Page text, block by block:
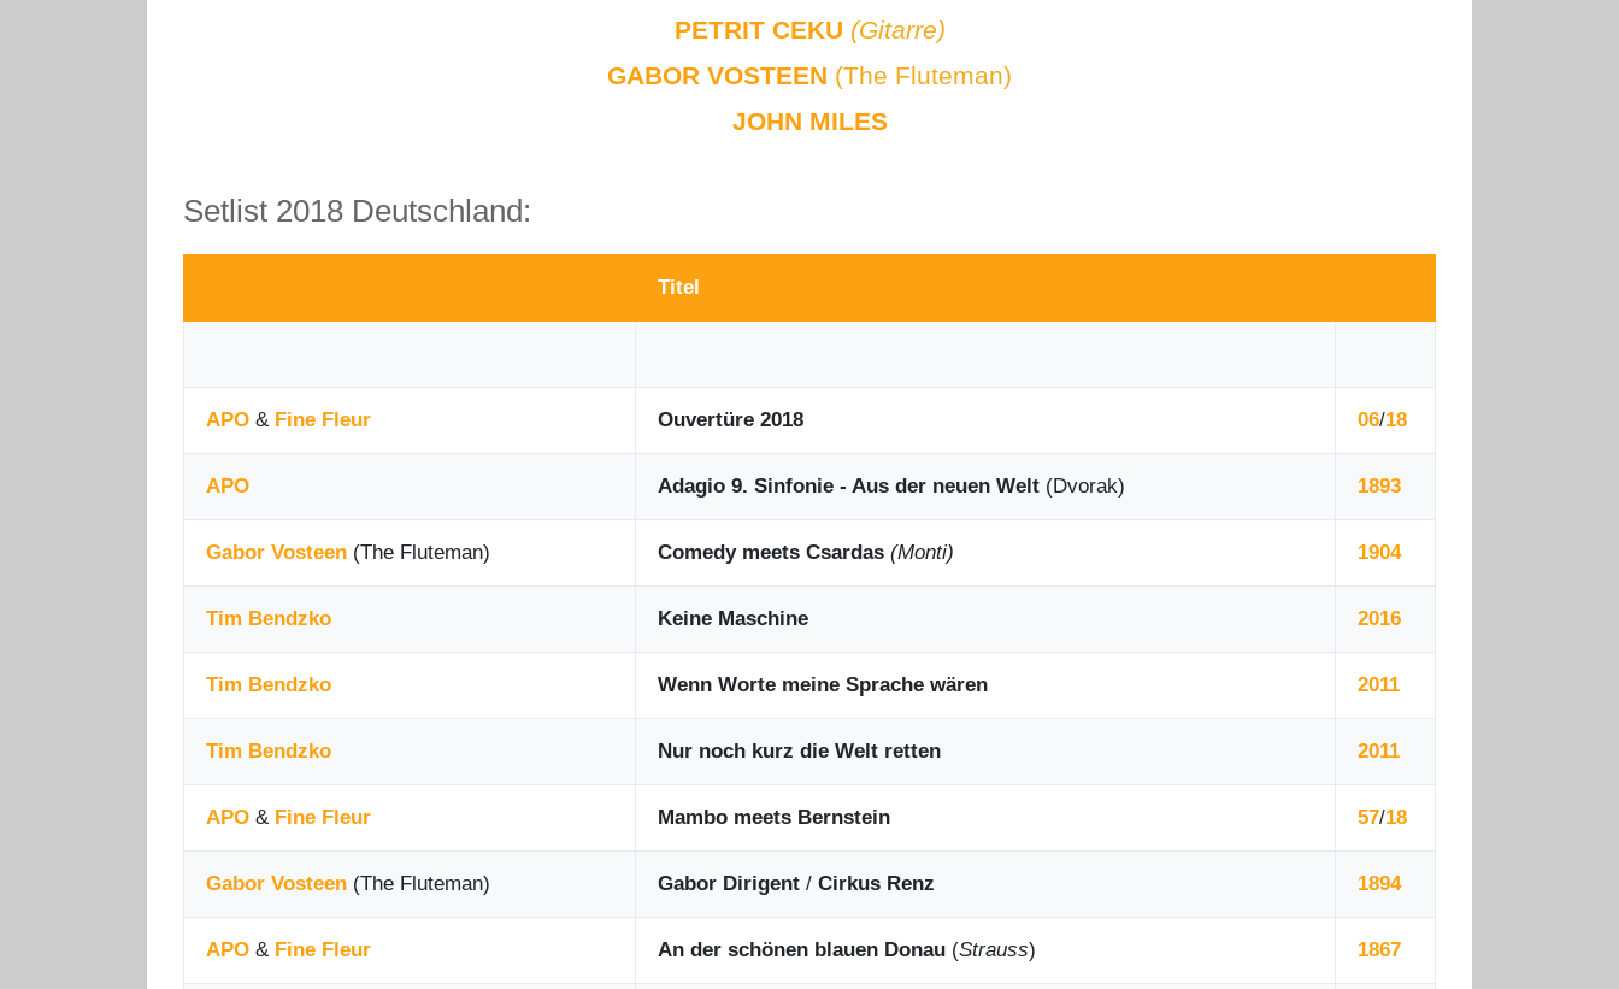
PETRIT CEKU (Gitarre)
GABOR VOSTEEN (The Fluteman)
JOHN MILES
Setlist 2018 Deutschland:
Titel
APO & Fine Fleur Ouvertüre 2018 06/18
APO Adagio 9. Sinfonie - Aus der neuen Welt (Dvorak) 1893
Gabor Vosteen (The Fluteman) Comedy meets Csardas (Monti) 1904
Tim Bendzko Keine Maschine 2016
Tim Bendzko Wenn Worte meine Sprache wären 2011
Tim Bendzko Nur noch kurz die Welt retten 2011
APO & Fine Fleur Mambo meets Bernstein 57/18
Gabor Vosteen (The Fluteman) Gabor Dirigent / Cirkus Renz 1894
APO & Fine Fleur An der schönen blauen Donau (Strauss) 1867